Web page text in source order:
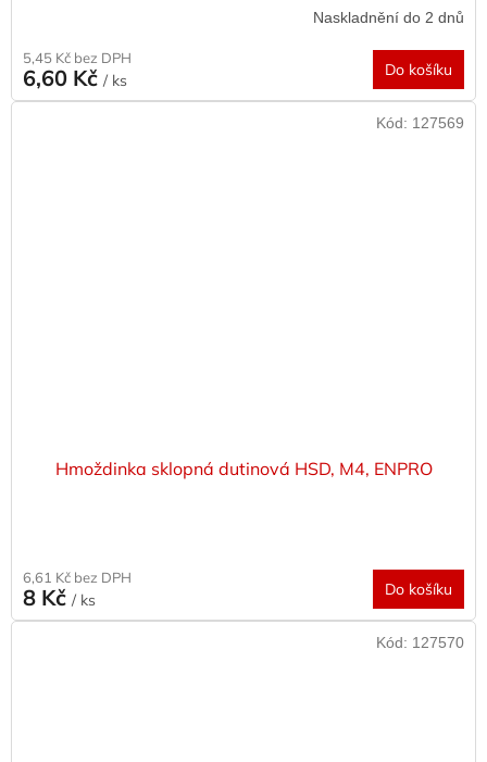
Naskladnění do 2 dnů
5,45 Kč bez DPH
6,60 Kč / ks
Do košíku
Hmoždinka sklopná dutinová HSD, M4, ENPRO
6,61 Kč bez DPH
8 Kč / ks
Do košíku
Kód: 127569
Kód: 127570